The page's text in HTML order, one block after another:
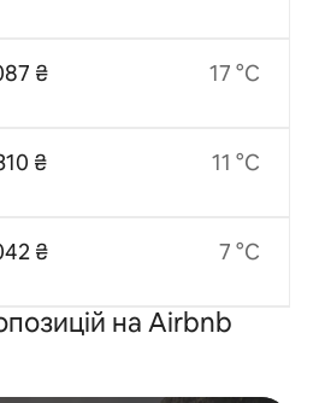
₴
₴
₴
17 °C
11 °C
7 °C
на Airbnb